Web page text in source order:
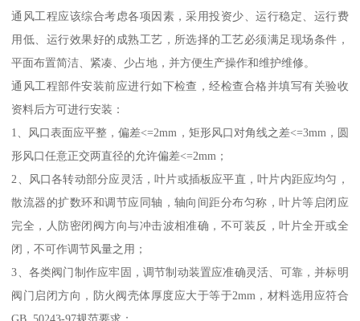
通风工程应该综合考虑各项因素，采用投资少、运行稳定、运行费
用低、运行效果好的成熟工艺，所选择的工艺必须满足现场条件，
平面布置简洁、紧凑、少占地，并方便生产操作和维护维修。
通风工程部件安装前应进行如下检查，经检查合格并填写有关验收
资料后方可进行安装：
1、风口表面应平整，偏差<=2mm，矩形风口对角线之差<=3mm，圆
形风口任意正交两直径的允许偏差<=2mm；
2、风口各转动部分应灵活，叶片或插板应平直，叶片内距应均匀，
散流器的扩数环和调节应同轴，轴向间距分布匀称，叶片等启闭应
完全，人防密闭阀方向与冲击波相准确，不可装反，叶片全开或全
闭，不可作调节风量之用；
3、各类阀门制作应牢固，调节制动装置应准确灵活、可靠，并标明
阀门启闭方向，防火阀壳体厚度应大于等于2mm，材料选用应符合